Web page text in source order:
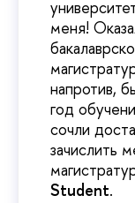
меня!
напротив,
год
сочли
зачислить
Student.